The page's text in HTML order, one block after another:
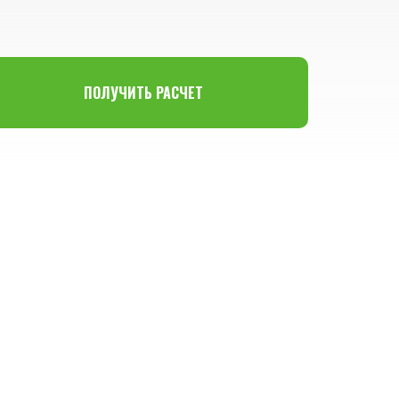
ПОЛУЧИТЬ РАСЧЕТ